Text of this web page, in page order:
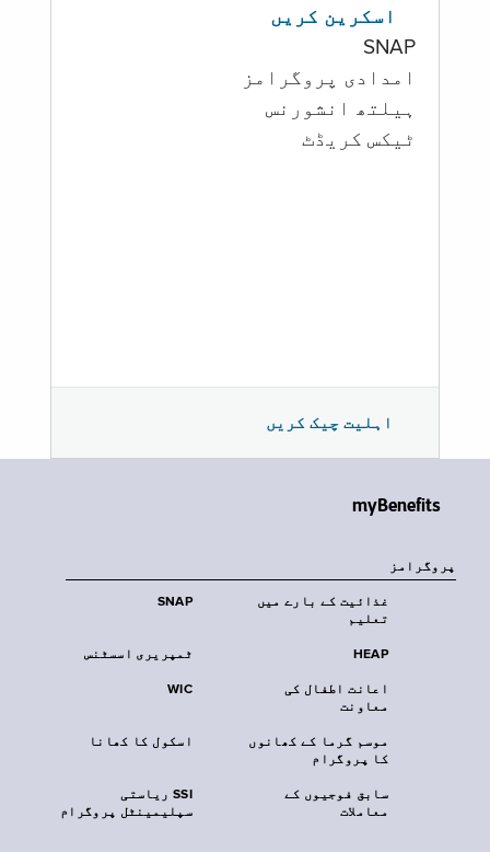
اسکرین کریں
SNAP
امدادی پروگرامز
‏ہیلتھ انشورنس
ٹیکس کریڈٹ
اہلیت چیک کریں
myBenefits
پروگرامز
SNAP
غذائیت کے بارے میں
تعلیم
ٹمپریری اسسٹنس HEAP
WIC
اعانت اطفال کی
معاونت
اسکول کا کھانا
موسم گرما کے کھانوں
کا پروگرام
SSI ریاستی
سپلیمینٹل پروگرام
سابق فوجیوں کے
معاملات